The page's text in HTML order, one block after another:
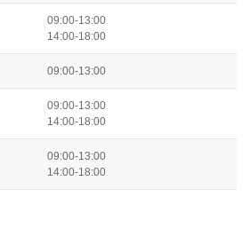
09:00-13:00
14:00-18:00
09:00-13:00
09:00-13:00
14:00-18:00
09:00-13:00
14:00-18:00